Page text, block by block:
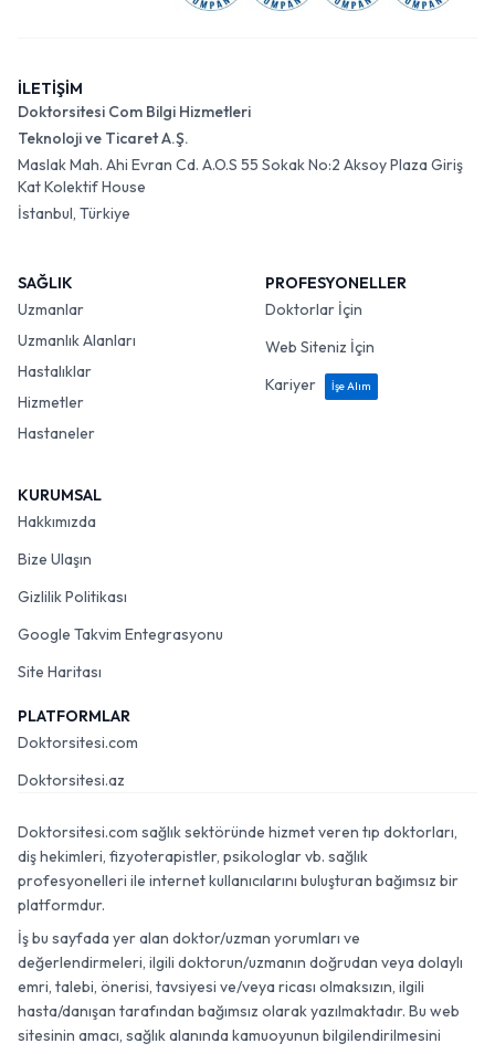
İLETİŞİM
Doktorsitesi Com Bilgi Hizmetleri
Teknoloji ve Ticaret A.Ş.
Maslak Mah. Ahi Evran Cd. A.O.S 55 Sokak No:2 Aksoy Plaza Giriş
Kat Kolektif House
İstanbul, Türkiye
SAĞLIK
Uzmanlar
Uzmanlık Alanları
Hastalıklar
Hizmetler
Hastaneler
PROFESYONELLER
Doktorlar İçin
Web Siteniz İçin
Kariyer
İşe Alım
KURUMSAL
Hakkımızda
Bize Ulaşın
Gizlilik Politikası
Google Takvim Entegrasyonu
Site Haritası
PLATFORMLAR
Doktorsitesi.com
Doktorsitesi.az
Doktorsitesi.com sağlık sektöründe hizmet veren tıp doktorları,
diş hekimleri, fizyoterapistler, psikologlar vb. sağlık
profesyonelleri ile internet kullanıcılarını buluşturan bağımsız bir
platformdur.
İş bu sayfada yer alan doktor/uzman yorumları ve
değerlendirmeleri, ilgili doktorun/uzmanın doğrudan veya dolaylı
emri, talebi, önerisi, tavsiyesi ve/veya ricası olmaksızın, ilgili
hasta/danışan tarafından bağımsız olarak yazılmaktadır. Bu web
sitesinin amacı, sağlık alanında kamuoyunun bilgilendirilmesini